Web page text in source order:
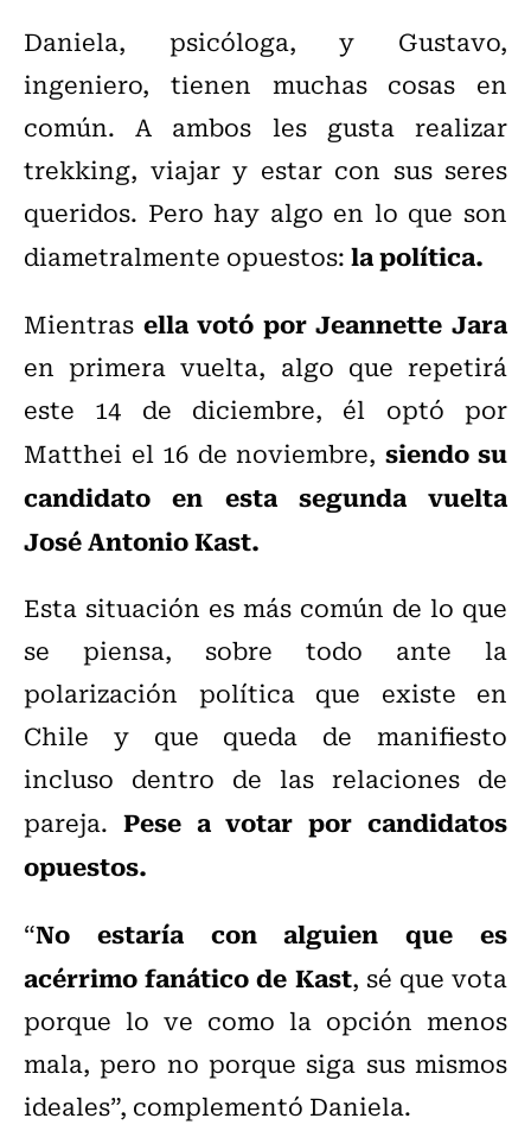
Daniela, psicóloga, y Gustavo,
ingeniero, tienen muchas cosas en
común. A ambos les gusta realizar
trekking, viajar y estar con sus seres
queridos. Pero hay algo en lo que son
diametralmente opuestos:la política.
Mientras ella votó por Jeannette Jara
en primera vuelta, algo que repetirá
este 14 de diciembre, él optó por
Matthei el 16 de noviembre, siendo su
candidato en esta segunda vuelta
José Antonio Kast.
Esta situación es más común de lo que
se piensa, sobre todo ante la
polarización política que existe en
Chile y que queda de manifiesto
incluso dentro de las relaciones de
pareja. Pese a votar por candidatos
opuestos.
“No estaría con alguien que es
acérrimo fanático de Kast, sé que vota
porque lo ve como la opción menos
mala, pero no porque siga sus mismos
ideales”, complementó Daniela.